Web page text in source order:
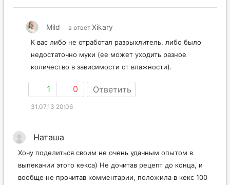
Mild в ответ Xikary
К вас либо не отработал разрыхлитель, либо было
недостаточно муки (ее может уходить разное
количество в зависимости от влажности).
1 0 Ответить
31.07.13 20:06
Наташа
Хочу поделиться своим не очень удачным опытом в
выпекании этого кекса) Не дочитав рецепт до конца, и
вообще не прочитав комментарии, положила в кекс 100